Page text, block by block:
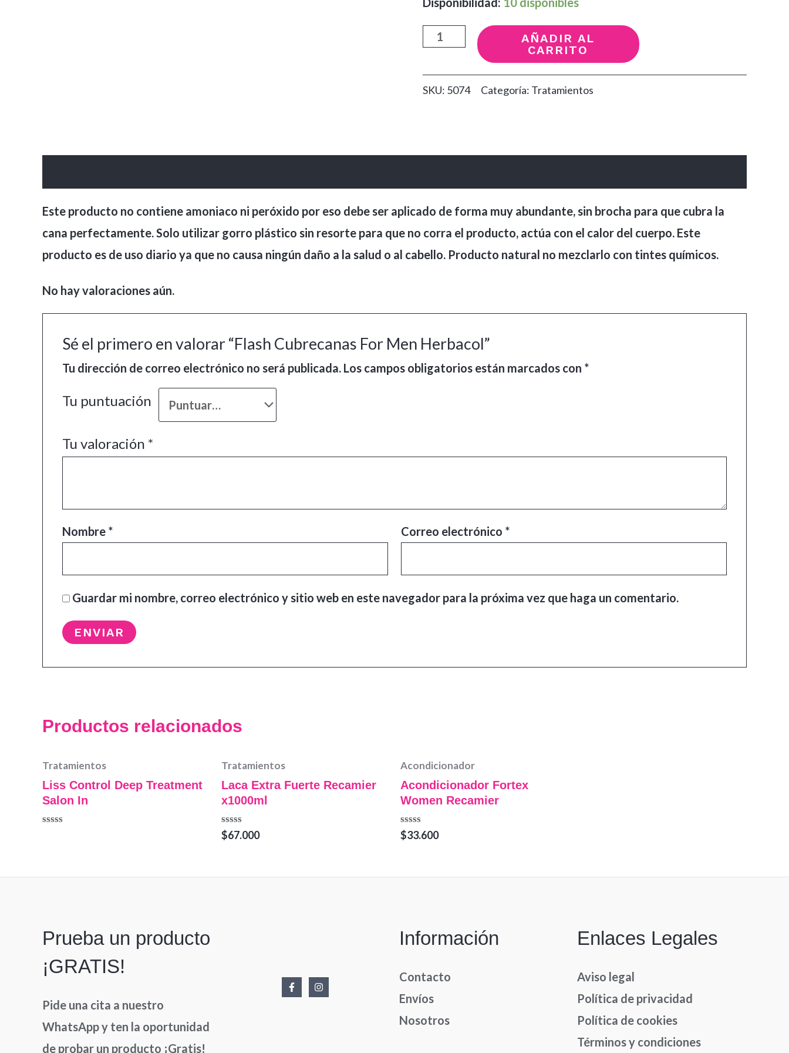
Flash
Cubrecanas
For
AÑADIR AL
CARRITO
SKU: 5074 Categoría: Tratamientos
Este producto no contiene amoniaco ni peróxido por eso debe ser aplicado de forma muy abundante, sin brocha para que cubra la
cana perfectamente. Solo utilizar gorro plástico sin resorte para que no corra el producto, actúa con el calor del cuerpo. Este
producto es de uso diario ya que no causa ningún daño a la salud o al cabello. Producto natural no mezclarlo con tintes químicos.
No hay valoraciones aún.
Sé el primero en valorar “Flash Cubrecanas For Men Herbacol”
Tu dirección de correo electrónico no será publicada. Los campos obligatorios están marcados con *
Tu puntuación
Tu valoración *
Nombre * Correo electrónico *
Guardar mi nombre, correo electrónico y sitio web en este navegador para la próxima vez que haga un comentario.
Productos relacionados
Tratamientos
Liss Control Deep Treatment
Salon In
Tratamientos
Laca Extra Fuerte Recamier
x1000ml
Valorado
en
$67.000
Acondicionador
Acondicionador Fortex
Women Recamier
Valorado
en
$33.600
Prueba un producto
¡GRATIS!
Pide una cita a nuestro
WhatsApp y ten la oportunidad
de probar un producto ¡Gratis!
Información
Contacto
Envíos
Nosotros
Enlaces Legales
Aviso legal
Política de privacidad
Política de cookies
Términos y condiciones